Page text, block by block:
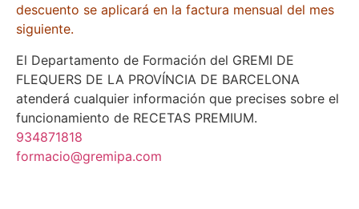
descuento se aplicará en la factura mensual del mes
siguiente.
El Departamento de Formación del GREMI DE
FLEQUERS DE LA PROVÍNCIA DE BARCELONA
atenderá cualquier información que precises sobre el
funcionamiento de RECETAS PREMIUM.
934871818
formacio@gremipa.com